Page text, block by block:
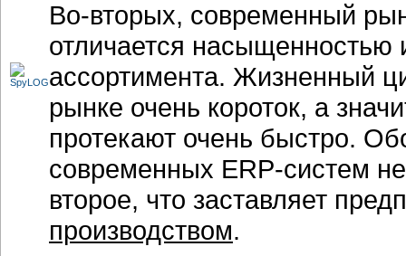
Во-вторых, современный
отличается
ассортимента. Жизненный
рынке очень короток, а
протекают очень быстро.
современных ERP-систем
второе, что заставляет
производством.